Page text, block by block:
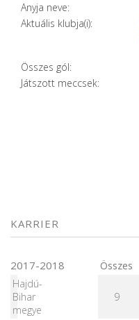
Anyja neve:
Aktuális klubja(i):
Összes gól:
Játszott meccsek:
KARRIER
2017-2018 Összes
Hajdú-
Bihar
megye
9